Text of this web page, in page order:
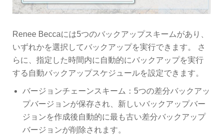
Renee Beccaには5つのバックアップスキームがあり、
いずれかを選択してバックアップを実行できます。 さ
らに、指定した時間内に自動的にバックアップを実行
する自動バックアップスケジュールを設定できます。
バージョンチェーンスキーム：5つの差分バックアッ
プバージョンが保存され、新しいバックアップバー
ジョンを作成後自動的に最も古い差分バックアップ
バージョンが削除されます。